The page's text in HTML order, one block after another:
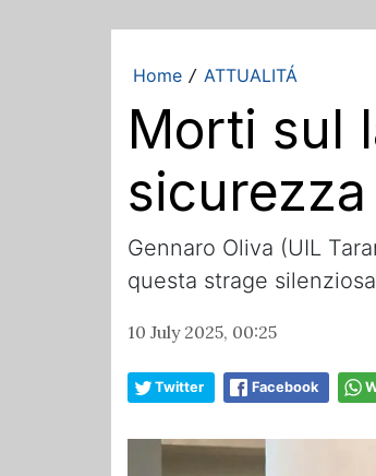
Home / ATTUALITÁ
Morti sul
Gennaro Oliva (UIL
questa strage
10 July 2025, 00:25
Twitter Facebook